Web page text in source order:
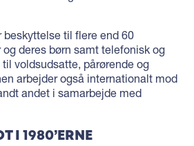
beskyttelse til flere end 60
deres børn samt telefonisk og
voldsudsatte, pårørende og
arbejder også internationalt mod
andet i samarbejde med
I 1980’ERNE